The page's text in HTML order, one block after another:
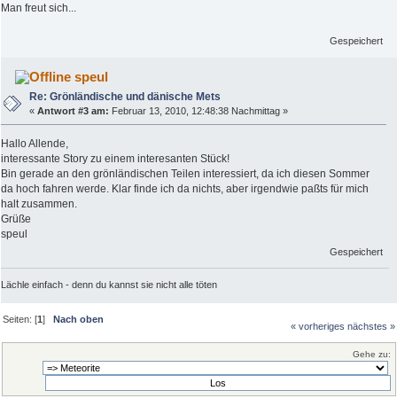
Man freut sich...
Gespeichert
speul
Re: Grönländische und dänische Mets
«Antwort #3 am: Februar 13, 2010, 12:48:38 Nachmittag »
Hallo Allende,
interessante Story zu einem interesanten Stück!
Bin gerade an den grönländischen Teilen interessiert, da ich diesen Sommer
da hoch fahren werde. Klar finde ich da nichts, aber irgendwie paßts für mich
halt zusammen.
Grüße
speul
Gespeichert
Lächle einfach - denn du kannst sie nicht alle töten
Seiten: [1]Nach oben
« vorheriges nächstes »
Gehe zu: